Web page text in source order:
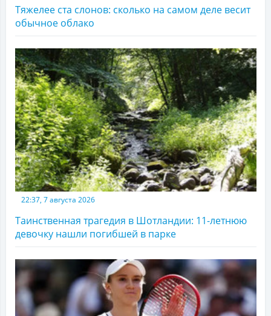
Тяжелее ста слонов: сколько на самом деле весит
обычное облако
22:37, 7 августа 2026
Таинственная трагедия в Шотландии: 11-летнюю
девочку нашли погибшей в парке